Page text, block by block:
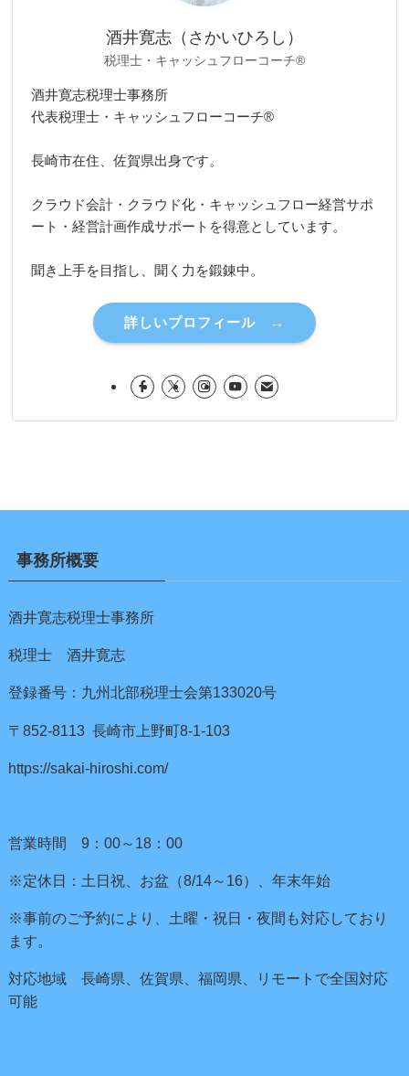
酒井寛志（さかいひろし）
税理士・キャッシュフローコーチ®
酒井寛志税理士事務所
代表税理士・キャッシュフローコーチ®
長崎市在住、佐賀県出身です。
クラウド会計・クラウド化・キャッシュフロー経営サポ
ート・経営計画作成サポートを得意としています。
聞き上手を目指し、聞く力を鍛錬中。
詳しいプロフィール →
事務所概要
酒井寛志税理士事務所
税理士 酒井寛志
登録番号：九州北部税理士会第133020号
〒852-8113 長崎市上野町8-1-103
https://sakai-hiroshi.com/
営業時間 9：00～18：00
※定休日：土日祝、お盆（8/14～16）、年末年始
※事前のご予約により、土曜・祝日・夜間も対応しており
ます。
対応地域 長崎県、佐賀県、福岡県、リモートで全国対応
可能